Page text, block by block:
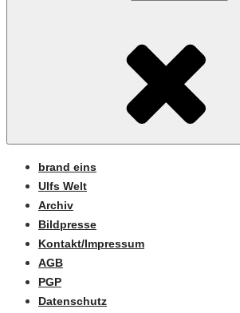
brand eins
Ulfs Welt
Archiv
Bildpresse
Kontakt/Impressum
AGB
PGP
Datenschutz